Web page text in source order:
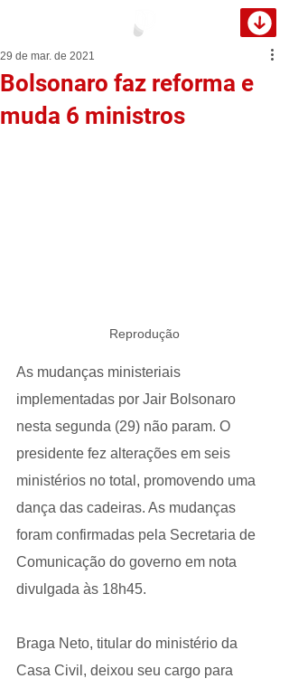
Bolsonaro faz reforma e
muda 6 ministros
29 de mar. de 2021
Reprodução
As mudanças ministeriais
implementadas por Jair Bolsonaro
nesta segunda (29) não param. O
presidente fez alterações em seis
ministérios no total, promovendo uma
dança das cadeiras. As mudanças
foram confirmadas pela Secretaria de
Comunicação do governo em nota
divulgada às 18h45.
Braga Neto, titular do ministério da
Casa Civil, deixou seu cargo para